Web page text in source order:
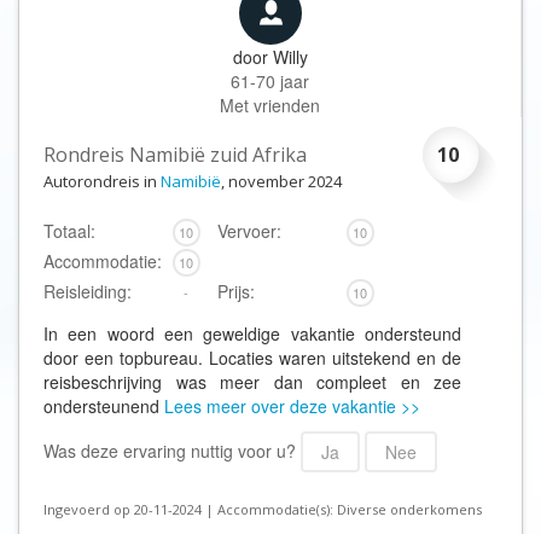
door Willy
61-70 jaar
Met vrienden
10
Rondreis Namibië zuid Afrika
Autorondreis in Namibië, november 2024
Totaal: 10 Vervoer: 10
Accommodatie: 10
Reisleiding: - Prijs: 10
In een woord een geweldige vakantie ondersteund
door een topbureau. Locaties waren uitstekend en de
reisbeschrijving was meer dan compleet en zee
ondersteunend Lees meer over deze vakantie >>
Was deze ervaring nuttig voor u?
Ja Nee
Ingevoerd op 20-11-2024 | Accommodatie(s): Diverse onderkomens